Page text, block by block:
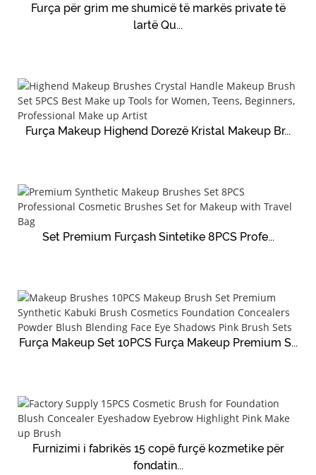
Furça për grim me shumicë të markës private të
lartë Qu...
Furça Makeup Highend Dorezë Kristal Makeup Br...
Set Premium Furçash Sintetike 8PCS Profe...
Furça Makeup Set 10PCS Furça Makeup Premium S...
Furnizimi i fabrikës 15 copë furçë kozmetike për
fondatin...